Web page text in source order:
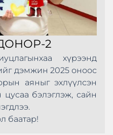
2
хүрээнд
дэмжин 2025 оноос
аяныг эхлүүлсэн
бэлэглэж, сайн
баатар!